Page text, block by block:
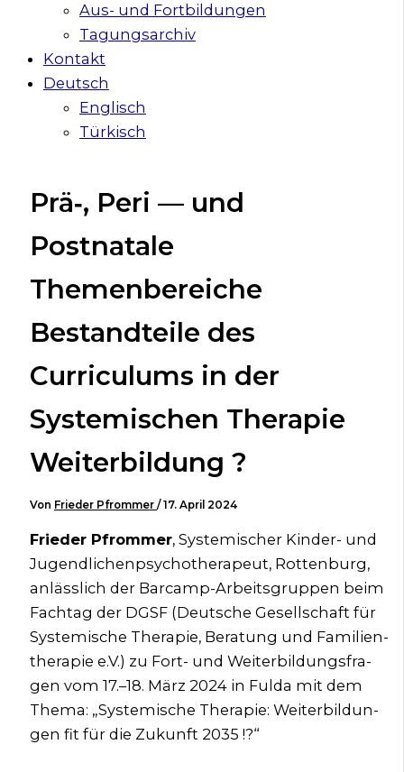
Aus- und Fortbildungen
Tagungsarchiv
Kontakt
Deutsch
Englisch
Türkisch
Prä‑, Peri — und
Postnatale
Themenbereiche
Bestandteile des
Curriculums in der
Systemischen Therapie
Weiterbildung ?
Von Frieder Pfrommer /17. April 2024
Frie­der Pfrom­mer, Sys­te­mi­scher Kin­der- und
Jugend­li­chen­psy­cho­the­ra­peut, Rot­ten­burg,
anläss­lich der Bar­camp-Arbeits­grup­pen beim
Fach­tag der DGSF (Deut­sche Gesell­schaft für
Sys­te­mi­sche The­ra­pie, Bera­tung und Fami­li­en­
the­ra­pie e.V.) zu Fort- und Wei­ter­bil­dungs­fra­
gen vom 17.–18. März 2024 in Ful­da mit dem
The­ma: „Sys­te­mi­sche The­ra­pie: Wei­ter­bil­dun­
gen fit für die Zukunft 2035 !?“